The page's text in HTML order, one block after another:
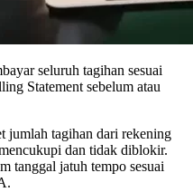
seluruh tagihan sesuai
Statement sebelum atau
jumlah tagihan dari rekening
dan tidak diblokir.
tanggal jatuh tempo sesuai